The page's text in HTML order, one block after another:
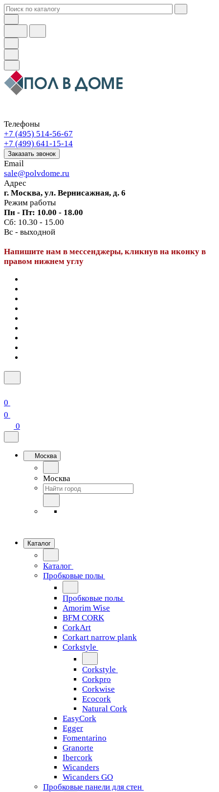
Телефоны
+7 (495) 514-56-67
+7 (499) 641-15-14
Заказать звонок
Email
sale@polvdome.ru
Адрес
г. Москва, ул. Вернисажная, д. 6
Режим работы
Пн - Пт: 10.00 - 18.00
Сб: 10.30 - 15.00
Вс - выходной
Напишите нам в мессенджеры, кликнув на иконку в
правом нижнем углу
0
0
0
Москва
Москва
Каталог
Каталог
Пробковые полы
Пробковые полы
Amorim Wise
BFM CORK
CorkArt
Corkart narrow plank
Corkstyle
Corkstyle
Corkpro
Corkwise
Ecocork
Natural Cork
EasyCork
Egger
Fomentarino
Granorte
Ibercork
Wicanders
Wicanders GO
Пробковые панели для стен